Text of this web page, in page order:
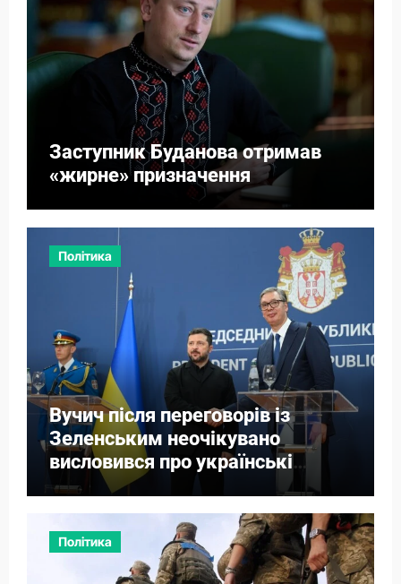
Заступник Буданова отримав
«жирне» призначення
Політика
Вучич після переговорів із
Зеленським неочікувано
висловився про українські
території
Політика